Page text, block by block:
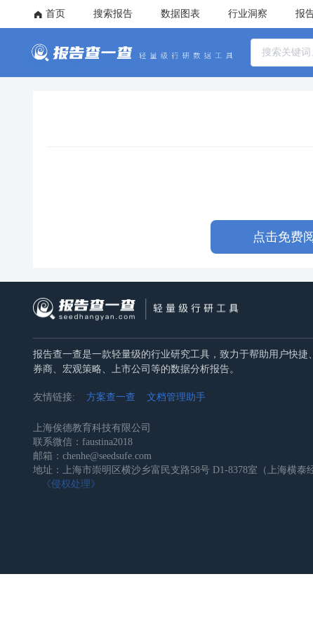
首页 搜索报告 数据图表 行业洞察 报
点击免费
报告查一查是一款轻量级的行业研究工具，致力于帮助用户快捷
券商、宏观策略、上市公司等的数据分析报告。
友情链接: 方案查一查 文档管理助手
上海俟德教育科技有限公司
联系微信：faustina2018
邮箱：chenhe@seedsufe.com
地址：上海市崇明区横沙乡富民支路58号 D1-8378室（上海横泰
《侵权处理》